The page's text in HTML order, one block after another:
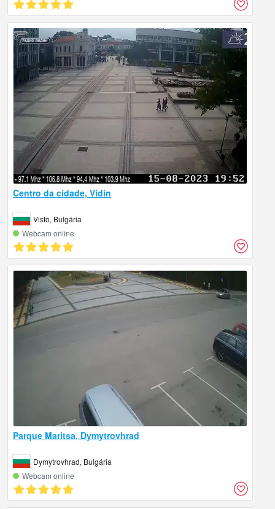
Centro da cidade, Vidin
Visto, Bulgária
Webcam online
Parque Maritsa, Dymytrovhrad
Dymytrovhrad, Bulgária
Webcam online